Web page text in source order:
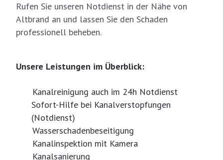
Rufen Sie unseren Notdienst in der Nähe von
Altbrand an und lassen Sie den Schaden
professionell beheben.
Unsere Leistungen im Überblick:
Kanalreinigung auch im 24h Notdienst
Sofort-Hilfe bei Kanalverstopfungen
(Notdienst)
Wasserschadenbeseitigung
Kanalinspektion mit Kamera
Kanalsanierung